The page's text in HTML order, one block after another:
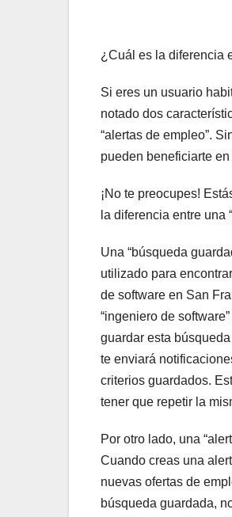
¿Cuál es la diferencia
Si eres un usuario
notado dos
“alertas de empleo”.
pueden beneficiarte
¡No te preocupes!
la diferencia entre una
Una “búsqueda
utilizado para
de software en San
“ingeniero de
guardar esta
te enviará
criterios guardados.
tener que repetir la
Por otro lado, una
Cuando creas una
nuevas ofertas de
búsqueda guardada,